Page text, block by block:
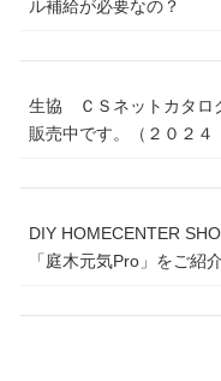
ル補給が必要なの？
生協 ＣＳネットカタロ
販売中です。（２０２４
DIY HOMECENTER
「庭木元気Pro」をご紹